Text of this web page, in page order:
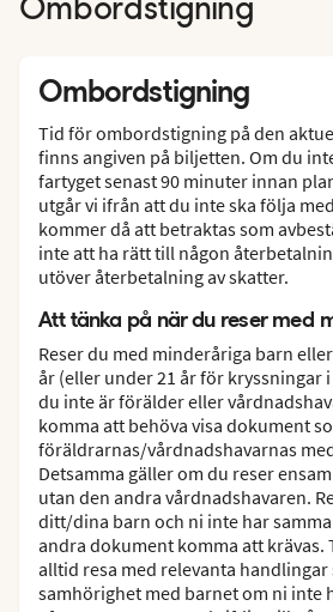
Ombordstigning
Ombordstigning
Tid för ombordstigning på den
finns angiven på biljetten. Om du
fartyget senast 90 minuter innan
utgår vi ifrån att du inte ska följa
kommer då att betraktas som
inte att ha rätt till någon
utöver återbetalning av skatter.
Att tänka på när du reser med
Reser du med minderåriga barn
år (eller under 21 år för kryssningar
du inte är förälder eller
komma att behöva visa dokument
föräldrarnas/vårdnadshavarnas
Detsamma gäller om du reser
utan den andra vårdnadshavaren.
ditt/dina barn och ni inte har
andra dokument komma att krävas.
alltid resa med relevanta handlingar
samhörighet med barnet om ni inte